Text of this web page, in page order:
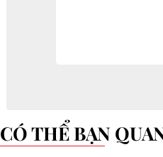
CÓ THỂ BẠN